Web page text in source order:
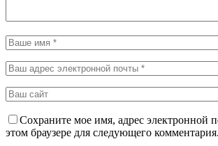
Сохраните мое имя, адрес электронной
этом браузере для следующего комментария.